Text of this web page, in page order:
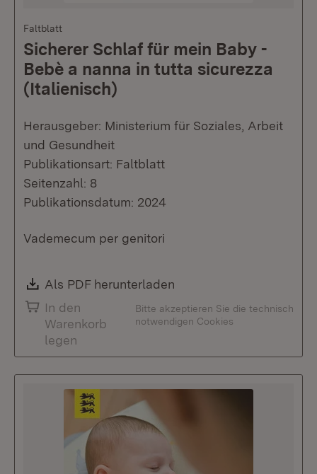
Faltblatt
Sicherer Schlaf für mein Baby -
Bebè a nanna in tutta sicurezza
(Italienisch)
Herausgeber: Ministerium für Soziales, Arbeit
und Gesundheit
Publikationsart: Faltblatt
Seitenzahl: 8
Publikationsdatum: 2024
Vademecum per genitori
Download:
Als PDF herunterladen
In den
Warenkorb
legen
Bitte akzeptieren Sie die technisch
notwendigen Cookies